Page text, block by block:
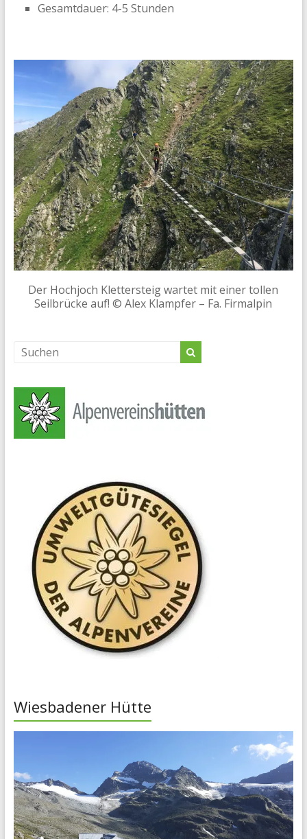
Gesamtdauer: 4-5 Stunden
Der Hochjoch Klettersteig wartet mit einer tollen
Seilbrücke auf! © Alex Klampfer – Fa. Firmalpin
Wiesbadener Hütte